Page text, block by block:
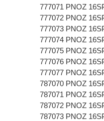
777071 PNOZ
777072 PNOZ
777073 PNOZ
777074 PNOZ
777075 PNOZ
777076 PNOZ
777077 PNOZ
787070 PNOZ
787071 PNOZ
787072 PNOZ
787073 PNOZ